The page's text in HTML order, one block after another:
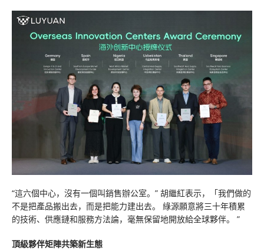
“這六個中心，沒有一個叫銷售辦公室。” 胡繼紅表示，「我們做的
不是把產品搬出去，而是把能力建出去。 綠源願意將三十年積累
的技術、供應鏈和服務方法論，毫無保留地開放給全球夥伴。 ”
頂級夥伴矩陣共築新生態